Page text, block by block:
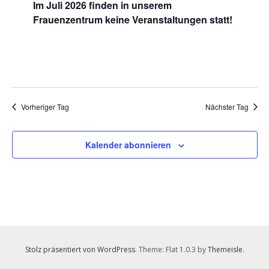
2026
Im Juli 2026 finden in unserem
Frauenzentrum keine Veranstaltungen statt!
Vorheriger Tag Nächster Tag
Kalender abonnieren
Stolz präsentiert von WordPress. Theme: Flat 1.0.3 byThemeisle.